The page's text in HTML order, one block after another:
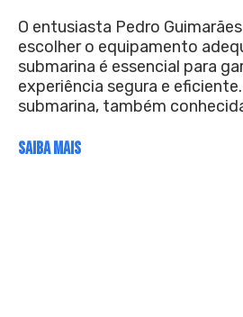
O entusiasta Pedro
escolher o equipamento
submarina é essencial para
experiência segura e
submarina, também
SAIBA MAIS